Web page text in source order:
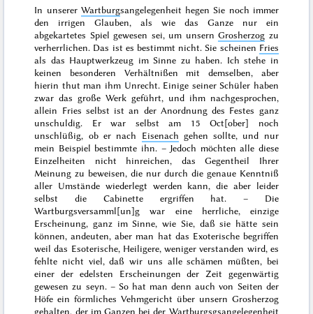
In unserer Wartburgsangelegenheit hegen Sie noch immer
den irrigen Glauben, als wie das Ganze nur ein
abgekartetes Spiel gewesen sei, um unsernGrosherzog zu
verherrlichen. Das ist es bestimmt nicht. Sie scheinen Fries
als das Hauptwerkzeug im Sinne zu haben. Ich stehe in
keinen besonderen Verhältnißen mit demselben, aber
hierin thut man ihm Unrecht. Einige seiner Schüler haben
zwar das große Werk geführt, und ihm nachgesprochen,
allein Fries selbst ist an der Anordnung des Festes ganz
unschuldig. Er war selbst am 15 Oct[ober] noch
unschlüßig, ob er nach Eisenach gehen sollte, und nur
mein Beispiel bestimmte ihn. – Jedoch möchten alle diese
Einzelheiten nicht hinreichen, das Gegentheil Ihrer
Meinung zu beweisen, die nur durch die genaue Kenntniß
aller Umstände wiederlegt werden kann, die aber leider
selbst die Cabinette ergriffen hat. – Die
Wartburgsversamml[un]g war eine herrliche, einzige
Erscheinung, ganz im Sinne, wie Sie, daß sie hätte sein
können,andeuten, aber man hat das Exoterische begriffen
weil das Esoterische, Heiligere, weniger verstanden wird, es
fehlte nicht viel, daß wir uns alle schämen müßten, bei
einer der edelsten Erscheinungen der Zeit gegenwärtig
gewesen zu seyn. – So hat man denn auch von Seiten der
Höfe ein förmliches Vehmgericht über unsern Grosherzog
gehalten, der im Ganzen bei der Wartburgsgsangelegenheit